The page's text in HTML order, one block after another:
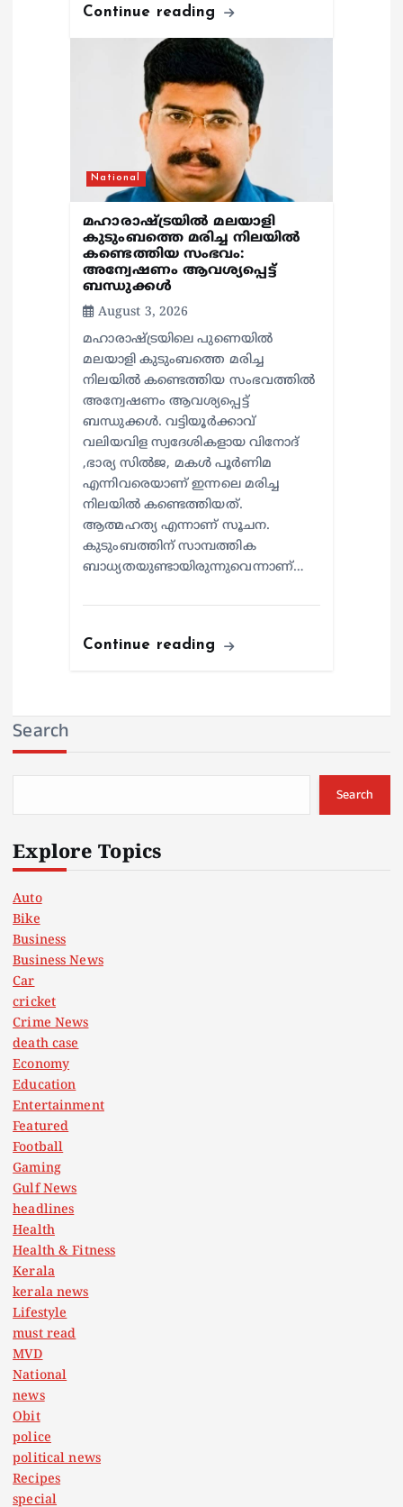
Continue reading
National
മഹാരാഷ്ട്രയിൽ മലയാളി
കുടുംബത്തെ മരിച്ച നിലയിൽ
കണ്ടെത്തിയ സംഭവം:
അന്വേഷണം ആവശ്യപ്പെട്ട്
ബന്ധുക്കൾ
August 3, 2026
മഹാരാഷ്ട്രയിലെ പുണെയിൽ
മലയാളി കുടുംബത്തെ മരിച്ച
നിലയിൽ കണ്ടെത്തിയ സംഭവത്തിൽ
അന്വേഷണം ആവശ്യപ്പെട്ട്
ബന്ധുക്കൾ. വട്ടിയൂർക്കാവ്
വലിയവിള സ്വദേശികളായ വിനോദ്
,ഭാര്യ സിൽജ, മകൾ പൂർണിമ
എന്നിവരെയാണ് ഇന്നലെ മരിച്ച
നിലയിൽ കണ്ടെത്തിയത്.
ആത്മഹത്യ എന്നാണ് സൂചന.
കുടുംബത്തിന് സാമ്പത്തിക
ബാധ്യതയുണ്ടായിരുന്നുവെന്നാണ്…
Continue reading
Search
Search
Explore Topics
Auto
Bike
Business
Business News
Car
cricket
Crime News
death case
Economy
Education
Entertainment
Featured
Football
Gaming
Gulf News
headlines
Health
Health & Fitness
Kerala
kerala news
Lifestyle
must read
MVD
National
news
Obit
police
political news
Recipes
special